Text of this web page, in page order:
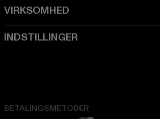
BETALINGSMETODER